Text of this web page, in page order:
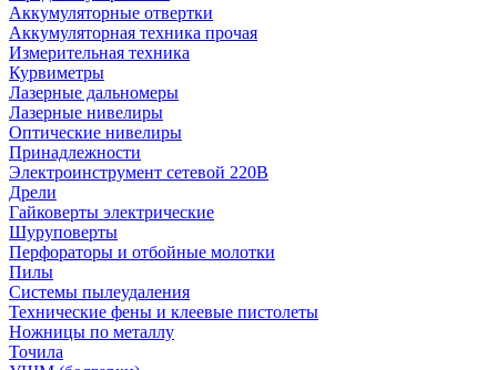
Аккумуляторные отвертки
Аккумуляторная техника прочая
Измерительная техника
Курвиметры
Лазерные дальномеры
Лазерные нивелиры
Оптические нивелиры
Принадлежности
Электроинструмент сетевой 220В
Дрели
Гайковерты электрические
Шуруповерты
Перфораторы и отбойные молотки
Пилы
Системы пылеудаления
Технические фены и клеевые пистолеты
Ножницы по металлу
Точила